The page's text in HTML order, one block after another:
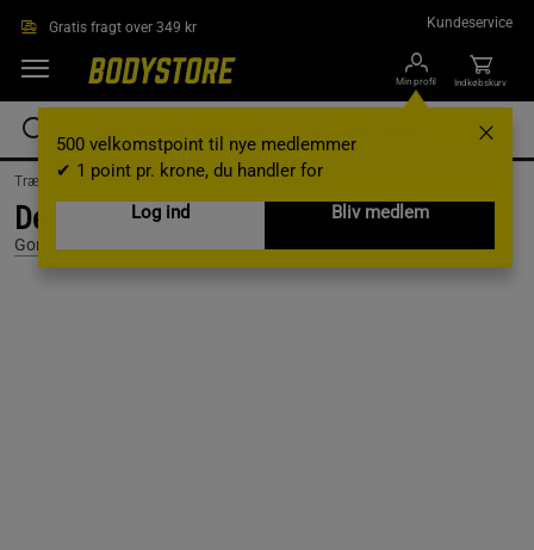
Gratis fragt over 349 kr Kundeservice
Min profil
500 velkomstpoint til nye medlemmer
✔ 1 point pr. krone, du handler for
Log ind
Bliv medlem
Indkøbskurv
Træningstøj /Træningstøj til mænd /Træningsjakker & veste
Delaware Track Jacket, Black, S
Gorilla Wear